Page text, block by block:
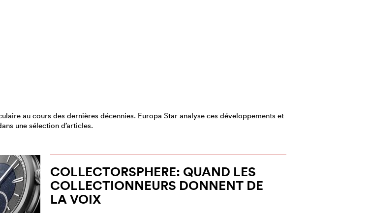
au cours des dernières décennies. Europa Star analyse ces développements et
une sélection d’articles.
COLLECTORSPHERE: QUAND LES
COLLECTIONNEURS DONNENT DE
LA VOIX